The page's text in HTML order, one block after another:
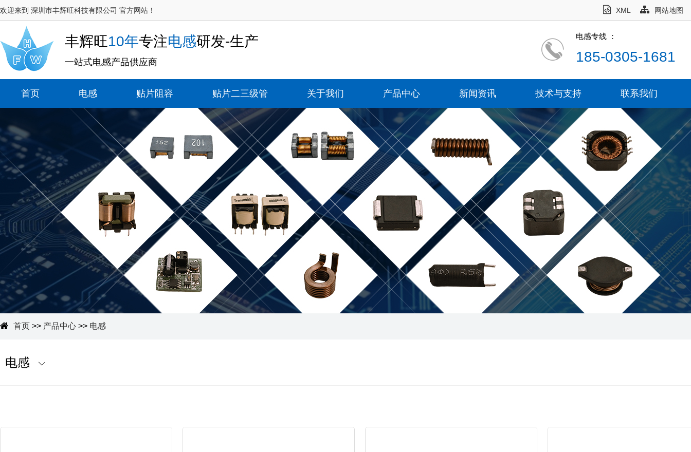
欢迎来到 深圳市丰辉旺科技有限公司 官方网站！ XML 网站地图
丰辉旺10年专注电感研发-生产
一站式电感产品供应商
电感专线 ：
185-0305-1681
首页 电感 贴片阻容 贴片二三级管 关于我们 产品中心 新闻资讯 技术与支持 联系我们
首页 >> 产品中心 >> 电感
电感